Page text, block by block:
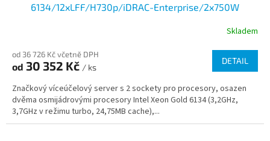
6134/12xLFF/H730p/iDRAC-Enterprise/2x750W
Skladem
od 36 726 Kč včetně DPH
od 30 352 Kč / ks
DETAIL
Značkový víceúčelový server s 2 sockety pro procesory, osazen
dvěma osmijádrovými procesory Intel Xeon Gold 6134 (3,2GHz,
3,7GHz v režimu turbo, 24,75MB cache),...